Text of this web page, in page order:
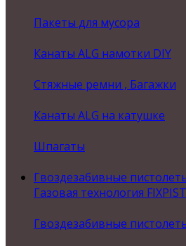
Пакеты для мусора
Канаты ALG намотки DIY
Стяжные ремни , Багажки
Канаты ALG на катушке
Шпагаты
Гвоздезабивные
Газовая технология
Гвоздезабивные